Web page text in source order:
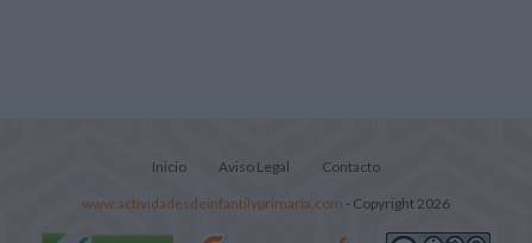
Inicio Aviso Legal Contacto
www.actividadesdeinfantilyprimaria.com - Copyright 2026